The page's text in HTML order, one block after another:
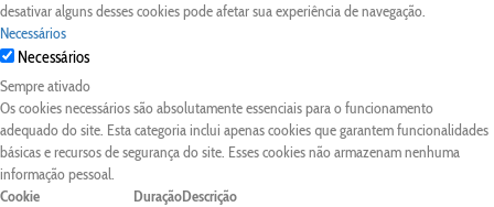
desativar alguns desses cookies pode afetar sua experiência de navegação.
Necessários
Necessários
Sempre ativado
Os cookies necessários são absolutamente essenciais para o funcionamento
adequado do site. Esta categoria inclui apenas cookies que garantem funcionalidades
básicas e recursos de segurança do site. Esses cookies não armazenam nenhuma
informação pessoal.
Cookie
DuraçãoDescrição